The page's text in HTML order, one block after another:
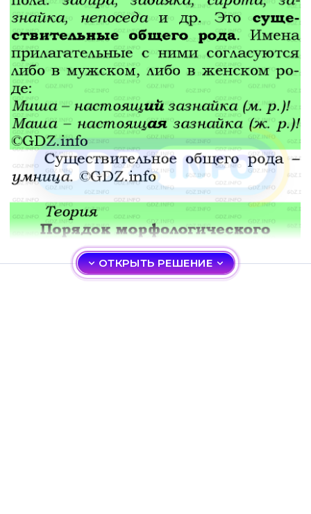
ОТКРЫТЬ РЕШЕНИЕ